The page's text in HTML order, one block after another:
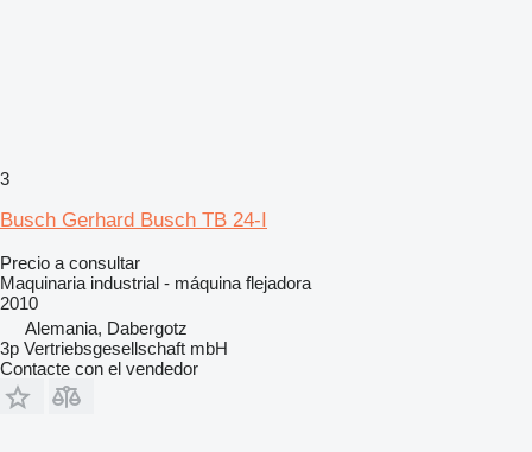
3
Busch Gerhard Busch TB 24-I
Precio a consultar
Maquinaria industrial - máquina flejadora
2010
Alemania, Dabergotz
3p Vertriebsgesellschaft mbH
Contacte con el vendedor